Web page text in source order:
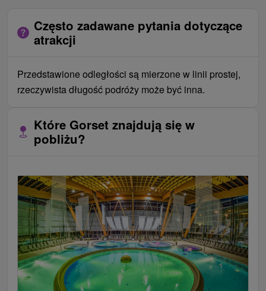
Często zadawane pytania dotyczące
atrakcji
Przedstawione odległości są mierzone w linii prostej,
rzeczywista długość podróży może być inna.
Które Gorset znajdują się w
pobliżu?